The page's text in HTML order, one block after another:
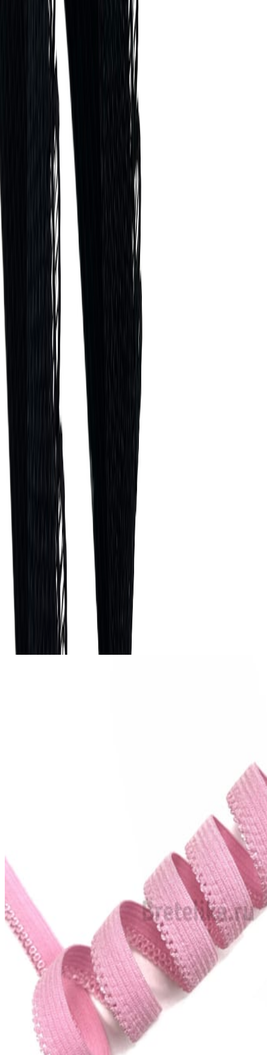
Швейная фурнитура
товаров
Покупателю
Оплата Скидки Вопросы и ответы
Главная
Каталог Ажурная резинка
Отделочная резинка ажурная
черная 10 мм
35 ₽
В наличии
Артикул:
ОТ-208а
Производитель
Турция
Цвет
Ширина, мм
:10
Цена указана за 1 метр.
В корзину
Описание
Ажурная отделочная резинка представляет собой эластичную
ленту с кружевом. Используется для обработки фигурных
срезов, для обработки трусиков по линии ног, для обработки
срезов боди. Она более мягкая, чем становая резинка.
Похожие товары